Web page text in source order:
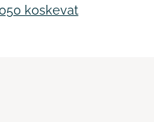
koskevat